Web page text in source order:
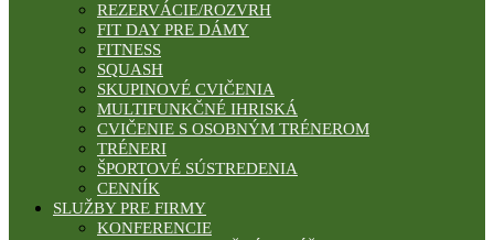
REZERVÁCIE/ROZVRH
FIT DAY PRE DÁMY
FITNESS
SQUASH
SKUPINOVÉ CVIČENIA
MULTIFUNKČNÉ IHRISKÁ
CVIČENIE S OSOBNÝM TRÉNEROM
TRÉNERI
ŠPORTOVÉ SÚSTREDENIA
CENNÍK
SLUŽBY PRE FIRMY
KONFERENCIE